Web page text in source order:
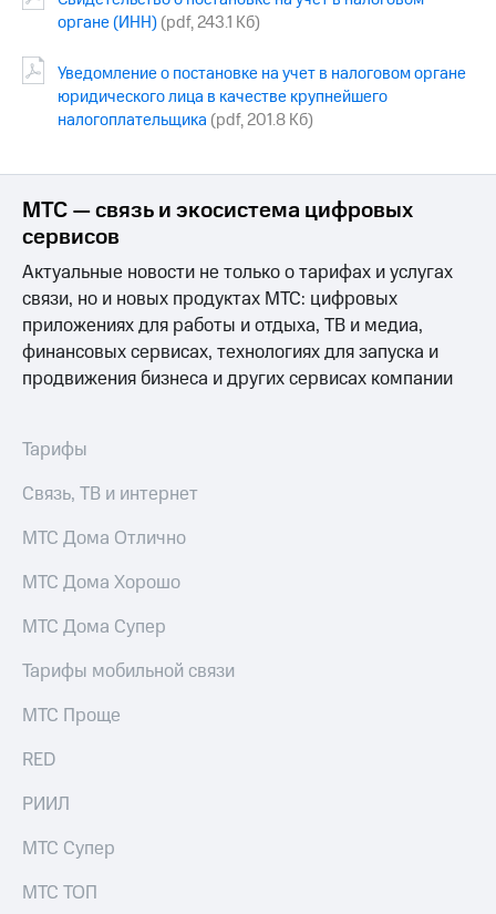
Достижения
Интервью
Финансовая
в
регионе
и акционерам
Корпоративное
управление
акционерам
ПАО
Собрания
Личный
акционера
капитал
Описание
Программа
приобретения
органе (ИНН)(pdf, 243.1 Кб)
Уведомление о постановке на учет в налоговом органе
юридического лица в качестве крупнейшего
налогоплательщика (pdf, 201.8 Кб)
МТС — связь и экосистема цифровых
сервисов
Актуальные новости не только о тарифах и услугах
связи, но и новых продуктах МТС: цифровых
приложениях для работы и отдыха, ТВ и медиа,
финансовых сервисах, технологиях для запуска и
продвижения бизнеса и других сервисах компании
Тарифы
Связь, ТВ и интернет
МТС Дома Отлично
МТС Дома Хорошо
МТС Дома Супер
Тарифы мобильной связи
МТС Проще
RED
РИИЛ
МТС Супер
МТС ТОП